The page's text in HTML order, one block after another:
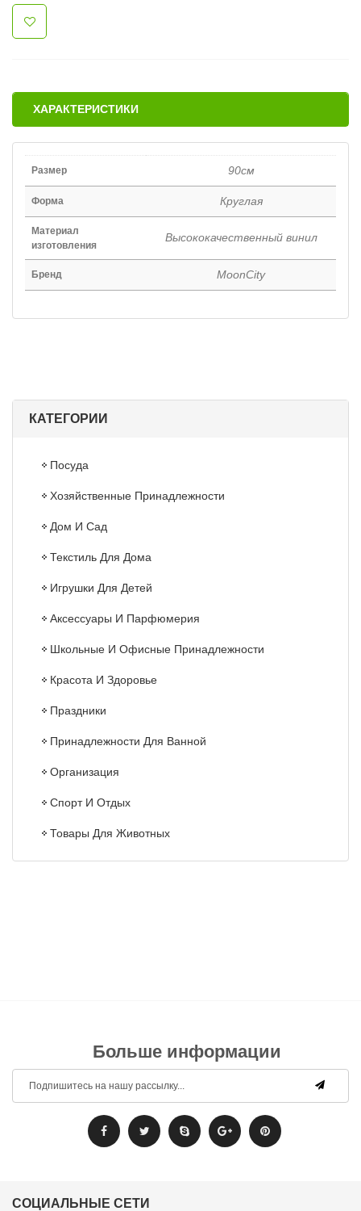
КАТЕГОРИИ
Посуда
Хозяйственные Принадлежности
Дом И Сад
Текстиль Для Дома
Игрушки Для Детей
Аксессуары И Парфюмерия
Школьные И Офисные Принадлежности
Красота И Здоровье
Праздники
Принадлежности Для Ванной
Организация
Спорт И Отдых
Товары Для Животных
ХАРАКТЕРИСТИКИ
Размер 90см
Форма Круглая
Материал
изготовления
Высококачественный винил
Бренд MoonCity
Больше информации
СОЦИАЛЬНЫЕ СЕТИ